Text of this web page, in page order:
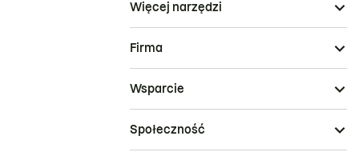
Więcej narzędzi
Firma
Wsparcie
Społeczność